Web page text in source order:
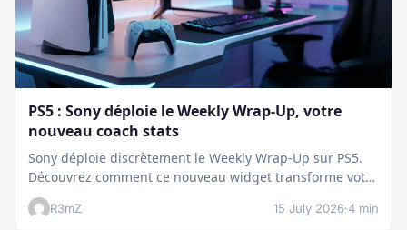
PS5 : Sony déploie le Weekly Wrap-Up, votre
nouveau coach stats
Sony déploie discrètement le Weekly Wrap-Up sur PS5.
Découvrez comment ce nouveau widget transforme votre
dashboard et booste votre suivi…
R3mZ 15 July 2026·4 min